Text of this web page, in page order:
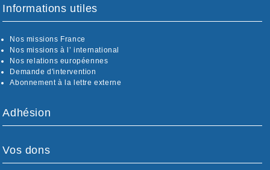
Informations utiles
Nos missions France
Nos missions à l’ international
Nos relations européennes
Demande d'intervention
Abonnement à la lettre externe
Adhésion
Vos dons